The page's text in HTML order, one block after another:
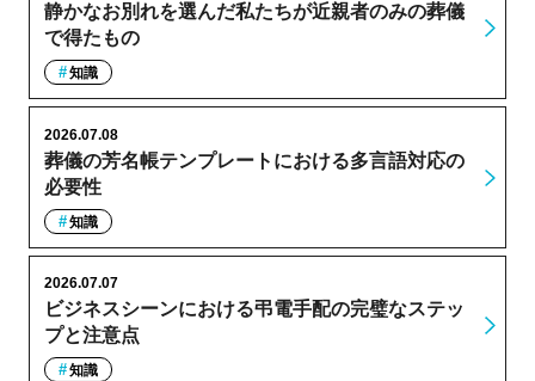
静かなお別れを選んだ私たちが近親者のみの葬儀
で得たもの
知識
葬儀の芳名帳テンプレートにおける多言語対応の
必要性
2026.07.08
知識
ビジネスシーンにおける弔電手配の完璧なステッ
プと注意点
2026.07.07
知識